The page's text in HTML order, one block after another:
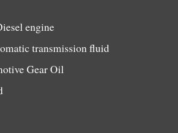
engine
transmission fluid
Gear Oil